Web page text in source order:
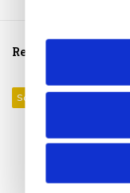
Reeds bekeken
Sale 17%